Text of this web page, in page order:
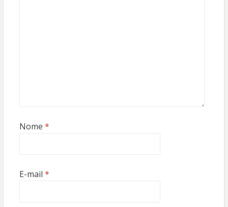
Nome *
E-mail *